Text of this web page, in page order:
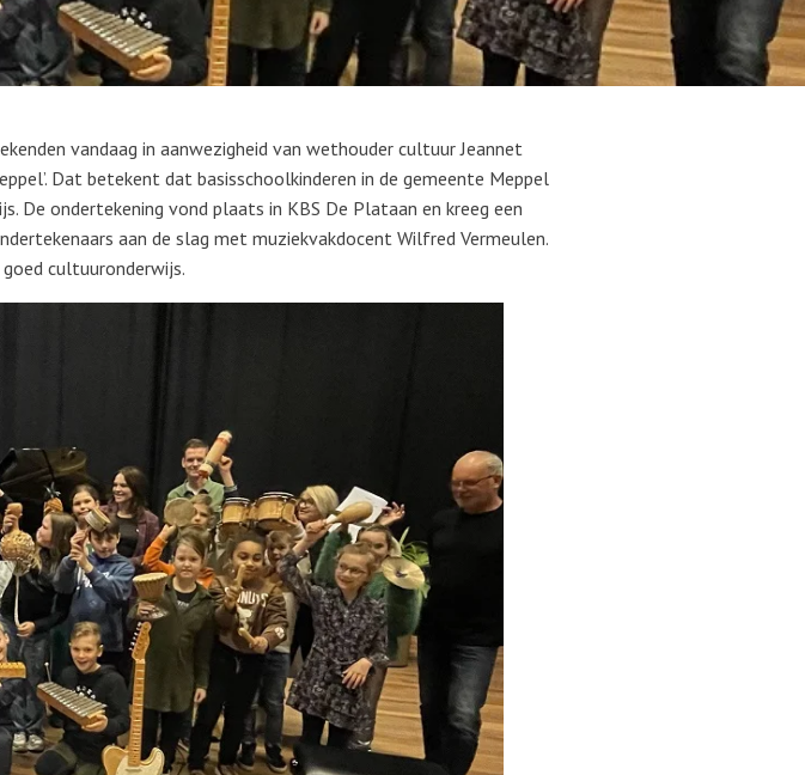
vandaag in aanwezigheid van wethouder cultuur Jeannet
Dat betekent dat basisschoolkinderen in de gemeente Meppel
De ondertekening vond plaats in KBS De Plataan en kreeg een
aan de slag met muziekvakdocent Wilfred Vermeulen.
cultuuronderwijs.